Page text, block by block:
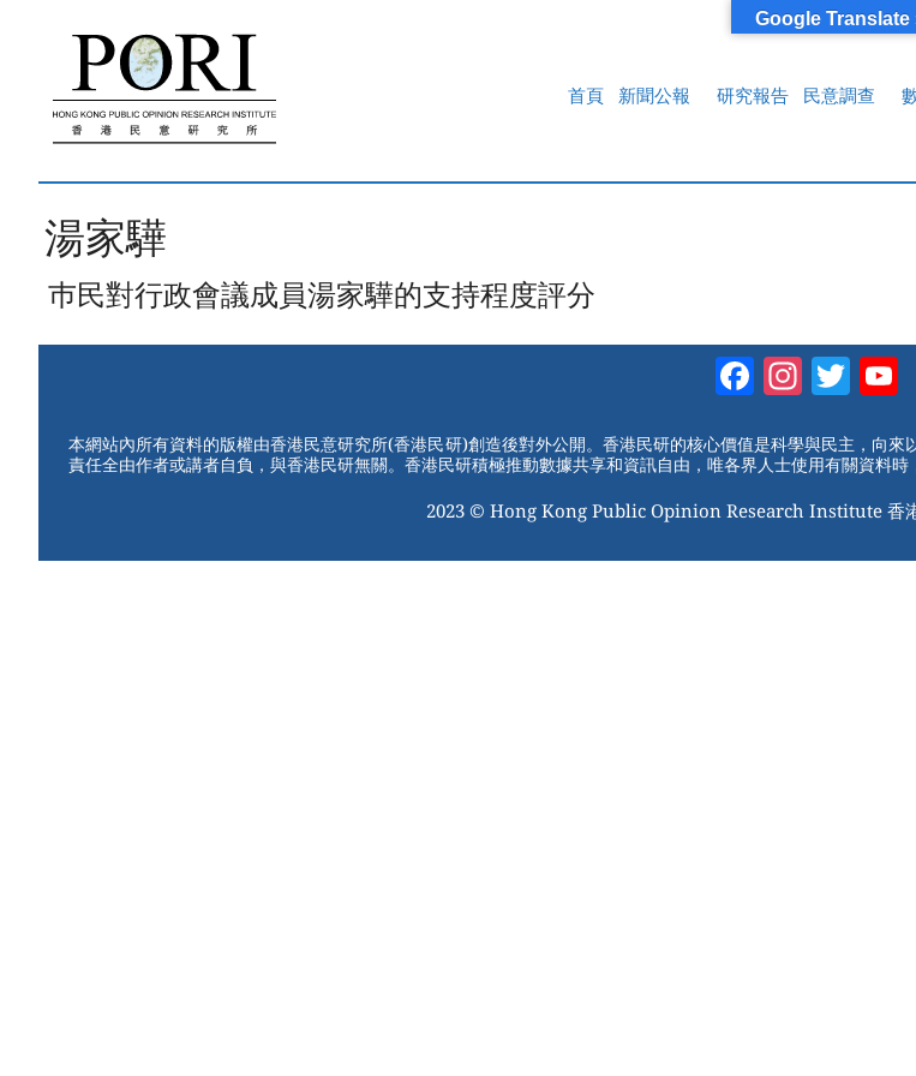
首頁
新聞公報 研究報告 民意調查
湯家驊
巿民對行政會議成員湯家驊的支持程度評分
Facebook
本網站內所有資料的版權由香港民意研究所(香港民研)創造後對外公開。香港民研的核心價值是科學與民主，向
責任全由作者或講者自負，與香港民研無關。香港民研積極推動數據共享和資訊自由，唯各界人士使用有關資料時
2023 © Hong Kong Public Opinion Research Institute 香
Google Translate